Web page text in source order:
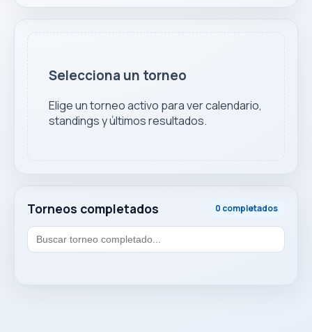
Torneos completados 0 completados
Selecciona un torneo
Elige un torneo activo para ver calendario,
standings y últimos resultados.